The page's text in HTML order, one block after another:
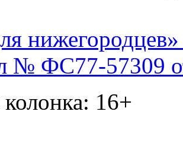
нижегородцев»
ФС77-57309
колонка: 16+